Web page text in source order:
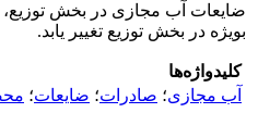
ضایعات آب مجازی در بخش توزیع،
بویژه در بخش توزیع تغییر یابد.
کلیدواژه‌ها
آب مجازی؛ صادرات؛ ضایعات؛